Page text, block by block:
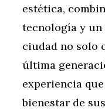
estética,
tecnología y
ciudad no solo
última
experiencia
bienestar de